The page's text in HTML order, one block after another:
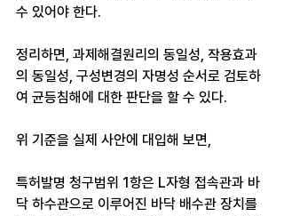
수 있어야 한다.
정리하면, 과제해결원리의 동일성, 작용효과
의 동일성, 구성변경의 자명성 순서로 검토하
여 균등침해에 대한 판단을 할 수 있다.
위 기준을 실제 사안에 대입해 보면,
특허발명 청구범위 1항은 L자형 접속관과 바
닥 하수관으로 이루어진 바닥 배수관 장치를